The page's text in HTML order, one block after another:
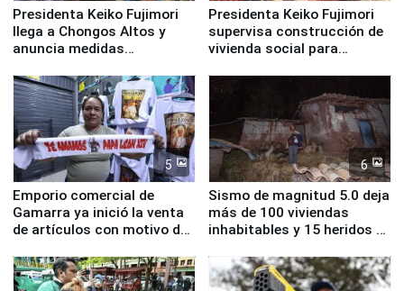
Presidenta Keiko Fujimori
llega a Chongos Altos y
anuncia medidas
educación, salud y empleo
Presidenta Keiko Fujimori
supervisa construcción de
vivienda social para
5
Emporio comercial de
Gamarra ya inició la venta
de artículos con motivo de
6
Sismo de magnitud 5.0 deja
más de 100 viviendas
inhabitables y 15 heridos en